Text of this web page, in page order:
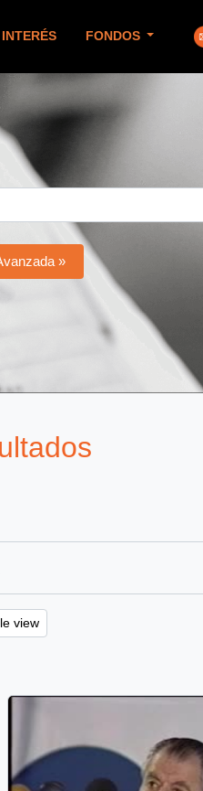
FONDOS
»
view